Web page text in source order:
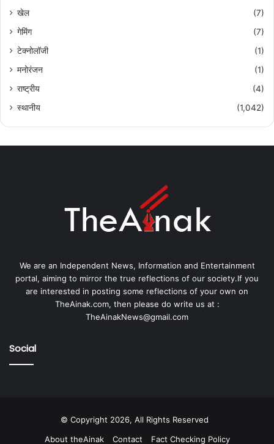
खेल
(7)
गेमिंग
(7)
टेक्नोलॉजी
(1)
मनोरंजन
(1)
राष्ट्रीय
(4)
स्थानीय
(1,042)
We are an Independent News, Information and Entertainment
portal, aiming to mirror the true reflections of our society.If you
are interested in posting some reflections of your own on
TheAinak.com, then please do write us at :
TheAinakNews@gmail.com
Social
© Copyright 2026, All Rights Reserved
About theAinak
Contact Fact Checking Policy